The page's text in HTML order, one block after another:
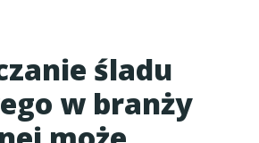
śladu
w branży